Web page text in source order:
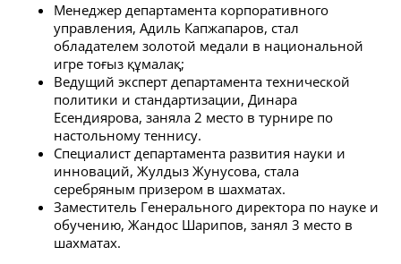
Менеджер департамента корпоративного
управления, Адиль Капжапаров, стал
обладателем золотой медали в национальной
игре тоғыз құмалақ;
Ведущий эксперт департамента технической
политики и стандартизации, Динара
Есендиярова, заняла 2 место в турнире по
настольному теннису.
Специалист департамента развития науки и
инноваций, Жулдыз Жунусова, стала
серебряным призером в шахматах.
Заместитель Генерального директора по науке и
обучению, Жандос Шарипов, занял 3 место в
шахматах.